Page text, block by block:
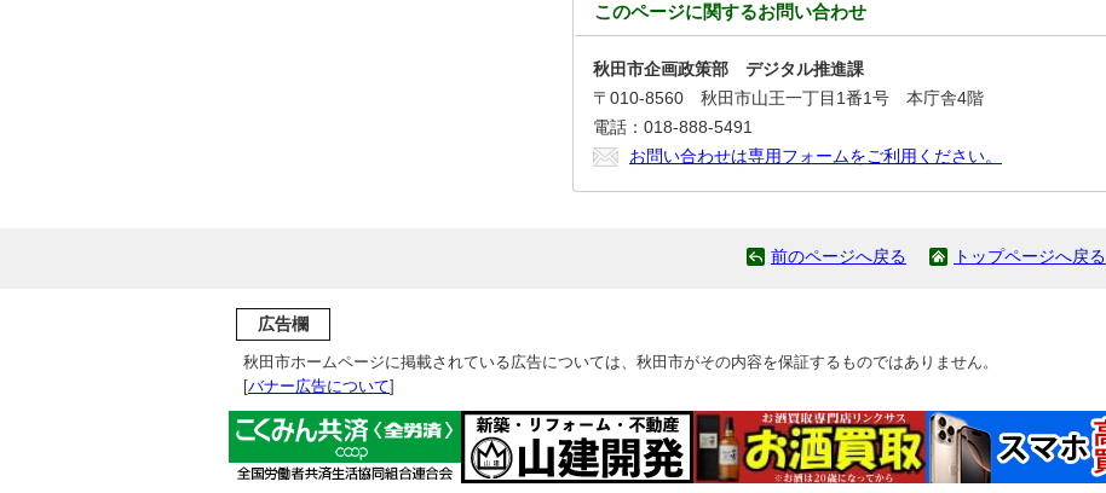
このページに関するお問い合わせ
秋田市企画政策部 デジタル推進課
〒010-8560 秋田市山王一丁目1番1号 本庁舎4階
電話：018-888-5491
お問い合わせは専用フォームをご利用ください。
前のページへ戻る トップページへ戻る
広告欄
秋田市ホームページに掲載されている広告については、秋田市がその内容を保証するものではありません。
[バナー広告について]